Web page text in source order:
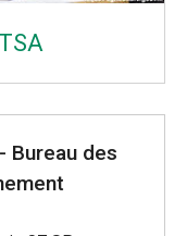
- Bureau des